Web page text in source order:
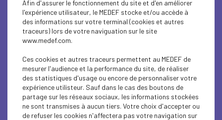
ECONOMY
INTERNATIONAL - EUROPE
ECONOMY
ECONOMY
ECONOMY
Afin d'assurer le fonctionnement du site et d'en améliorer
l'expérience utilisateur, le MEDEF stocke et/ou accède à
des informations sur votre terminal (cookies et autres
traceurs) lors de votre naviguation sur le site
www.medef.com.
Ces cookies et autres traceurs permettent au MEDEF de
mesurer l'audience et la performance du site, de réaliser
des statistiques d'usage ou encore de personnaliser votre
expérience utilisteur. Sauf dans le cas des boutons de
partage sur les réseaux sociaux, les informations stockées
ne sont transmises à aucun tiers. Votre choix d'accepter ou
de refuser les cookies n'affectera pas votre navigation sur